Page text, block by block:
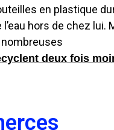
en plastique
hors de chez lui.
nombreuses
deux fois